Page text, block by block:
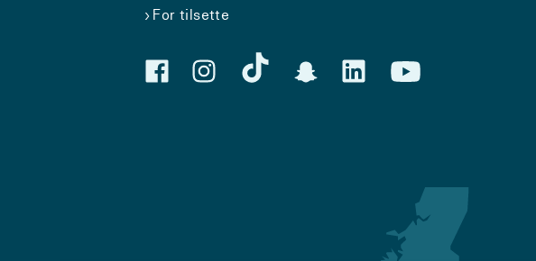
For tilsette